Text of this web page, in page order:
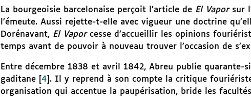
La bourgeoisie barcelonaise perçoit l’article de El Vaporsur
l’émeute. Aussi rejette-t-elle avec vigueur une doctrine
Dorénavant, El Vaporcesse d’accueillir les opinions
temps avant de pouvoir à nouveau trouver l’occasion de
Entre décembre 1838 et avril 1842, Abreu publie quarante-
gaditane[ 4 . Il y reprend à son compte la critique
organisation qui accentue la paupérisation, bride les